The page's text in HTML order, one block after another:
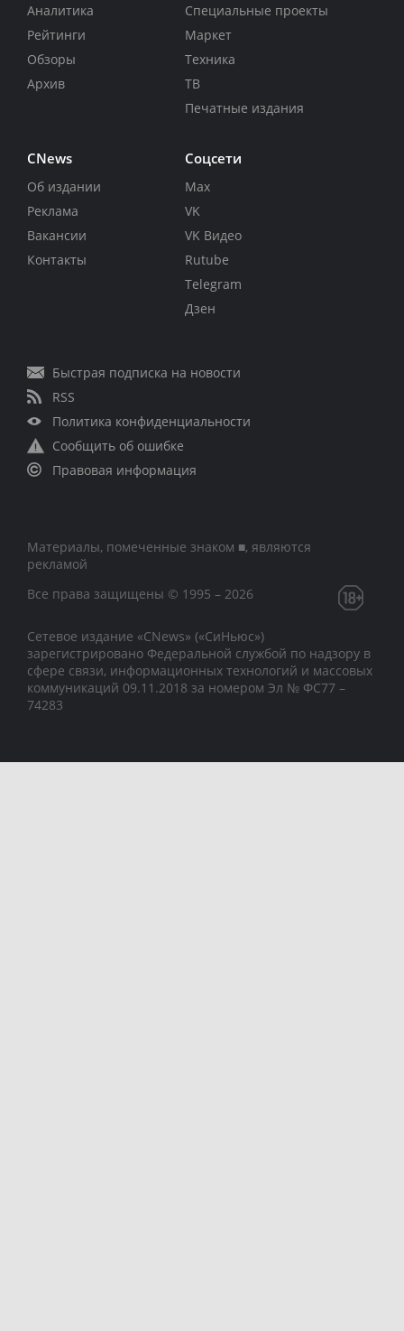
Аналитика
Рейтинги
Обзоры
Архив
Специальные проекты
Маркет
Техника
ТВ
Печатные издания
CNews
Об издании
Реклама
Вакансии
Контакты
Соцсети
Max
VK
VK Видео
Rutube
Telegram
Дзен
Быстрая подписка на новости
RSS
Политика конфиденциальности
Сообщить об ошибке
Правовая информация
Материалы, помеченные знаком ■, являются
рекламой
Все права защищены © 1995 – 2026
Сетевое издание «CNews» («СиНьюс»)
зарегистрировано Федеральной службой по надзору в
сфере связи, информационных технологий и массовых
коммуникаций 09.11.2018 за номером Эл № ФС77 –
74283